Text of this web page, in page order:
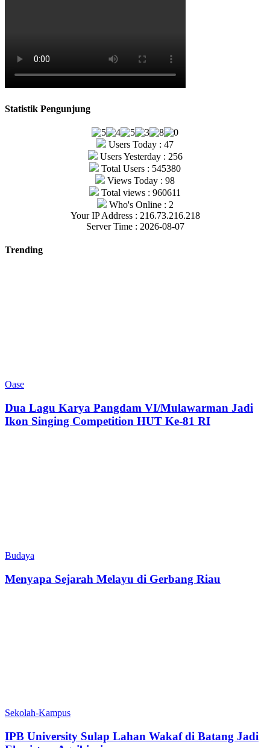
Statistik Pengunjung
Users Today : 47
Users Yesterday : 256
Total Users : 545380
Views Today : 98
Total views : 960611
Who's Online : 2
Your IP Address : 216.73.216.218
Server Time : 2026-08-07
Trending
Oase
Dua Lagu Karya Pangdam VI/Mulawarman Jadi
Ikon Singing Competition HUT Ke-81 RI
Budaya
Menyapa Sejarah Melayu di Gerbang Riau
Sekolah-Kampus
IPB University Sulap Lahan Wakaf di Batang Jadi